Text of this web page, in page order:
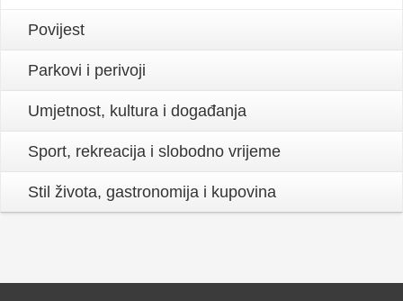
Povijest
Parkovi i perivoji
Umjetnost, kultura i događanja
Sport, rekreacija i slobodno vrijeme
Stil života, gastronomija i kupovina